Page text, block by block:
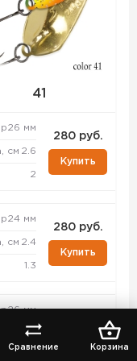
Сравнение Корзина
41
26 мм
см 2.6
2
280 руб.
Купить
24 мм
см 2.4
1.3
280 руб.
Купить
26 мм
2.6
Купить